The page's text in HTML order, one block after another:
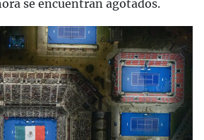
se encuentran agotados.